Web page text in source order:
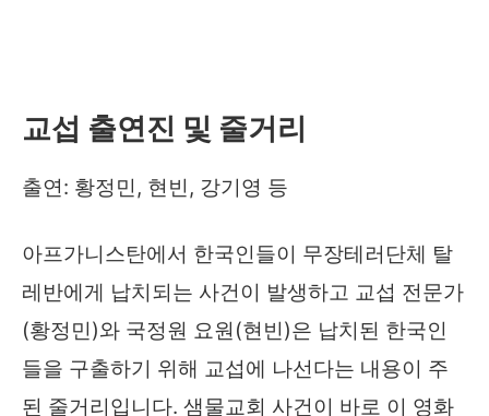
교섭 출연진 및 줄거리
출연: 황정민, 현빈, 강기영 등
아프가니스탄에서 한국인들이 무장테러단체 탈
레반에게 납치되는 사건이 발생하고 교섭 전문가
(황정민)와 국정원 요원(현빈)은 납치된 한국인
들을 구출하기 위해 교섭에 나선다는 내용이 주
된 줄거리입니다. 샘물교회 사건이 바로 이 영화